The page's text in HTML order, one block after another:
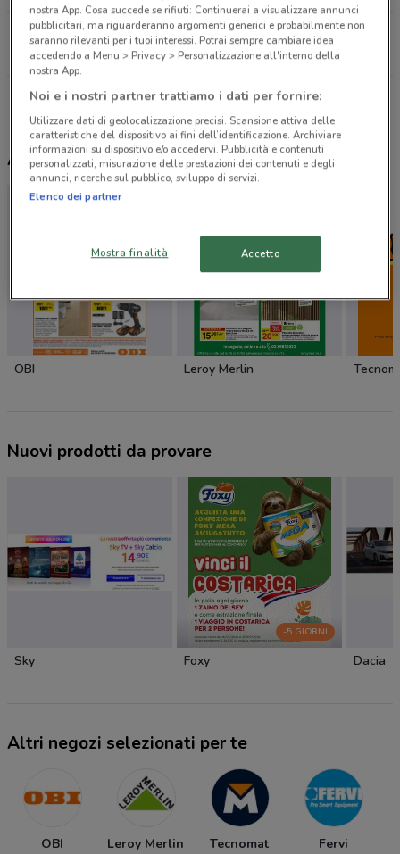
Via Cesare Battisti, 19 Inveruno
15.1 km
Tutti i negozi Echo
Altri volantini nelle vicinanze
OBI Leroy Merlin
Nuovi prodotti da provare
Sky
-5 GIORNI
Foxy Dacia
Altri negozi selezionati per te
OBI Leroy Merlin Tecnomat Fervi
nostra App. Cosa succede se rifiuti: Continuerai a visualizzare annunci
pubblicitari, ma riguarderanno argomenti generici e probabilmente non
saranno rilevanti per i tuoi interessi. Potrai sempre cambiare idea
accedendo a Menu > Privacy > Personalizzazione all'interno della
nostra App.
Noi e i nostri partner trattiamo i dati per fornire:
Utilizzare dati di geolocalizzazione precisi. Scansione attiva delle
caratteristiche del dispositivo ai fini dell’identificazione. Archiviare
informazioni su dispositivo e/o accedervi. Pubblicità e contenuti
personalizzati, misurazione delle prestazioni dei contenuti e degli
annunci, ricerche sul pubblico, sviluppo di servizi.
Elenco dei partner
Mostra finalità Accetto